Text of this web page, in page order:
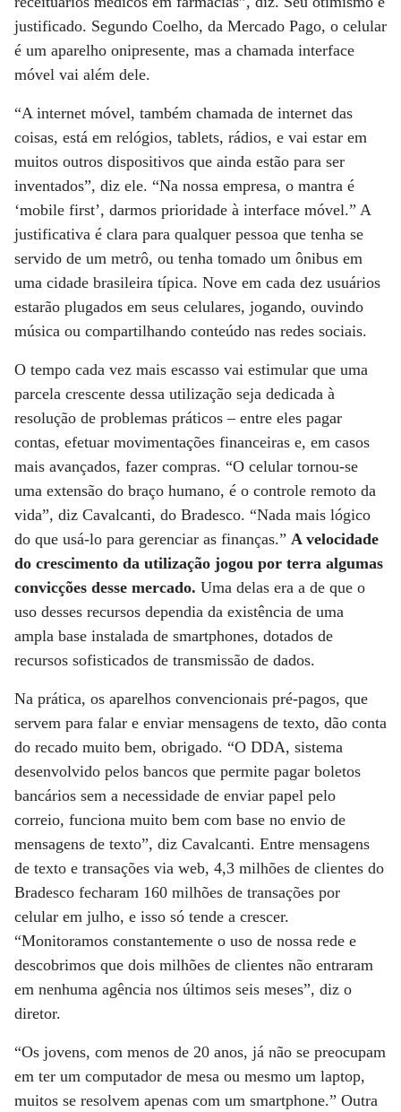
justificado. Segundo Coelho, da Mercado Pago, o celular
é um aparelho onipresente, mas a chamada interface
móvel vai além dele.
“A internet móvel, também chamada de internet das
coisas, está em relógios, tablets, rádios, e vai estar em
muitos outros dispositivos que ainda estão para ser
inventados”, diz ele. “Na nossa empresa, o mantra é
‘mobile first’, darmos prioridade à interface móvel.” A
justificativa é clara para qualquer pessoa que tenha se
servido de um metrô, ou tenha tomado um ônibus em
uma cidade brasileira típica. Nove em cada dez usuários
estarão plugados em seus celulares, jogando, ouvindo
música ou compartilhando conteúdo nas redes sociais.
O tempo cada vez mais escasso vai estimular que uma
parcela crescente dessa utilização seja dedicada à
resolução de problemas práticos – entre eles pagar
contas, efetuar movimentações financeiras e, em casos
mais avançados, fazer compras. “O celular tornou-se
uma extensão do braço humano, é o controle remoto da
vida”, diz Cavalcanti, do Bradesco. “Nada mais lógico
do que usá-lo para gerenciar as finanças.” A velocidade
do crescimento da utilização jogou por terra algumas
convicções desse mercado. Uma delas era a de que o
uso desses recursos dependia da existência de uma
ampla base instalada de smartphones, dotados de
recursos sofisticados de transmissão de dados.
Na prática, os aparelhos convencionais pré-pagos, que
servem para falar e enviar mensagens de texto, dão conta
do recado muito bem, obrigado. “O DDA, sistema
desenvolvido pelos bancos que permite pagar boletos
bancários sem a necessidade de enviar papel pelo
correio, funciona muito bem com base no envio de
mensagens de texto”, diz Cavalcanti. Entre mensagens
de texto e transações via web, 4,3 milhões de clientes do
Bradesco fecharam 160 milhões de transações por
celular em julho, e isso só tende a crescer.
“Monitoramos constantemente o uso de nossa rede e
descobrimos que dois milhões de clientes não entraram
em nenhuma agência nos últimos seis meses”, diz o
diretor.
“Os jovens, com menos de 20 anos, já não se preocupam
em ter um computador de mesa ou mesmo um laptop,
muitos se resolvem apenas com um smartphone.” Outra